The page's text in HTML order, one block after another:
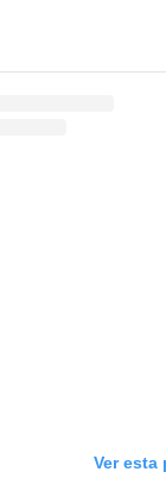
Ver esta